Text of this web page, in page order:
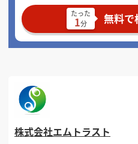
たった
1分 無料で
株式会社エムトラスト